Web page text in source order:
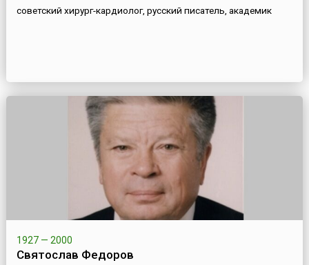
советский хирург-кардиолог, русский писатель, академик
1927 — 2000
Святослав Федоров